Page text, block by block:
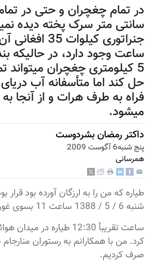
در تمام چغچران و حتی در
سانتی متر سرک پخته دیده
جنراتوری
ساعت وجود دارد، در حالیکه
5 کیلومتری چغچران میتواند
حل کند اما متأسفانه آب
فراه به طرف هرات و از آنجا به
میشود.
داکتر رمضان بشردوست
پنج شنبه6 آگوست 2009
همرسانی
طیاره که من را به ارزگان آورده بود قرار
شنبه 6 / 5 / 1388 ساعت 11 بسوی غور پرواز کند.
ساعت تقریبأ 12:30 طیاره
کرد. من با همکارانم به رستوران
صرف کردیم.